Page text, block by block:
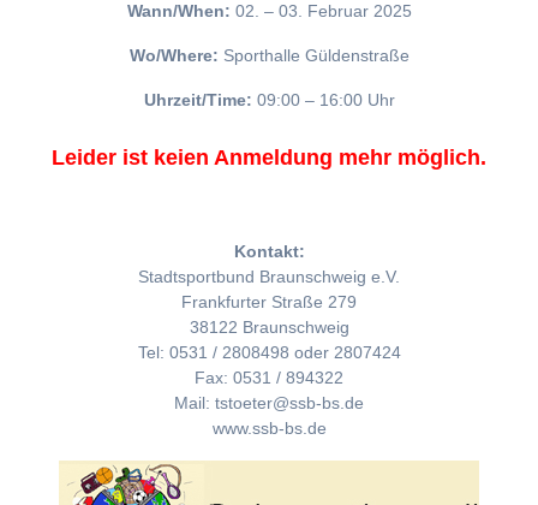
Wann/When: 02. – 03. Februar 2025
Wo/Where: Sporthalle Güldenstraße
Uhrzeit/Time: 09:00 – 16:00 Uhr
Leider ist keien Anmeldung mehr möglich.
Kontakt:
Stadtsportbund Braunschweig e.V.
Frankfurter Straße 279
38122 Braunschweig
Tel: 0531 / 2808498 oder 2807424
Fax: 0531 / 894322
Mail: tstoeter@ssb-bs.de
www.ssb-bs.de